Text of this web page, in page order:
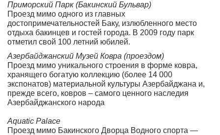
Приморский Парк (Бакинский Бульвар)
Проезд мимо одного из главных
достопримечательностей Баку, излюбленного место
отдыха бакинцев и гостей города. В 2009 году парк
отметил свой 100 летний юбилей.
Азербайджанский Музей Ковра (проездом)
Проезд мимо уникального строения в форме ковра,
хранящего богатую коллекцию (более 14 000
экспонатов) материальной культуры Азербайджана и,
прежде всего, ковров – самого ценного наследия
Азербайджанского народа
Aquatic Palace
Проезд мимо Бакинского Дворца Водного спорта —